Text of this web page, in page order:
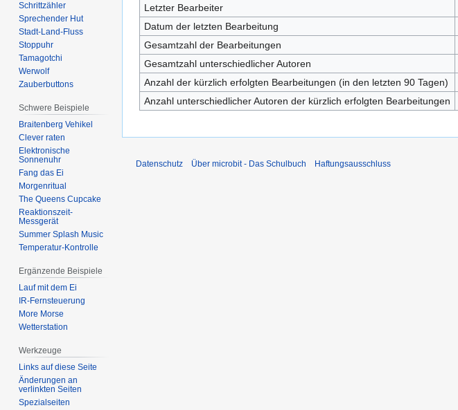
Letzter Bearbeiter
Datum der letzten Bearbeitung
Gesamtzahl der Bearbeitungen
Gesamtzahl unterschiedlicher Autoren
Anzahl der kürzlich erfolgten Bearbeitungen (in den letzten 90 Tagen)
Anzahl unterschiedlicher Autoren der kürzlich erfolgten Bearbeitungen
Schrittzähler
Sprechender Hut
Stadt-Land-Fluss
Stoppuhr
Tamagotchi
Werwolf
Zauberbuttons
Schwere Beispiele
Braitenberg Vehikel
Clever raten
Elektronische
Sonnenuhr
Fang das Ei
Morgenritual
The Queens Cupcake
Reaktionszeit-
Messgerät
Summer Splash Music
Temperatur-Kontrolle
Ergänzende Beispiele
Lauf mit dem Ei
IR-Fernsteuerung
More Morse
Wetterstation
Werkzeuge
Links auf diese Seite
Änderungen an
verlinkten Seiten
Spezialseiten
Datenschutz Über microbit - Das Schulbuch Haftungsausschluss